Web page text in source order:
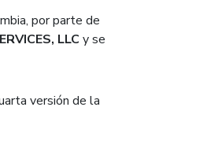
por parte de
LLC y se
versión de la